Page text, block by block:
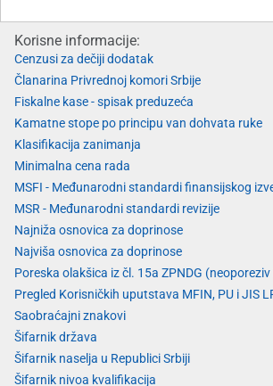
Korisne informacije:
Cenzusi za dečiji dodatak
Članarina Privrednoj komori Srbije
Fiskalne kase - spisak preduzeća
Kamatne stope po principu van dohvata ruke
Klasifikacija zanimanja
Minimalna cena rada
MSFI - Međunarodni standardi finansijskog
MSR - Međunarodni standardi revizije
Najniža osnovica za doprinose
Najviša osnovica za doprinose
Poreska olakšica iz čl. 15a ZPNDG
Pregled Korisničkih uputstava MFIN, PU i JIS
Saobraćajni znakovi
Šifarnik država
Šifarnik naselja u Republici Srbiji
Šifarnik nivoa kvalifikacija